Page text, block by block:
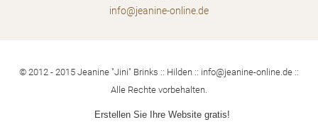
info@jeanine-onl ine.de
© 2012 - 2015 Jeanine "Jini" Brinks :: Hilden :: info@jeanine-online.de ::
Alle Rechte vorbehalten.
Erstellen Sie Ihre Website gratis!